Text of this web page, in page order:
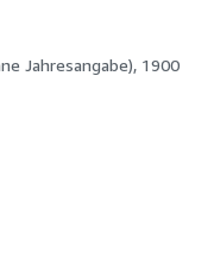
Jahresangabe), 1900